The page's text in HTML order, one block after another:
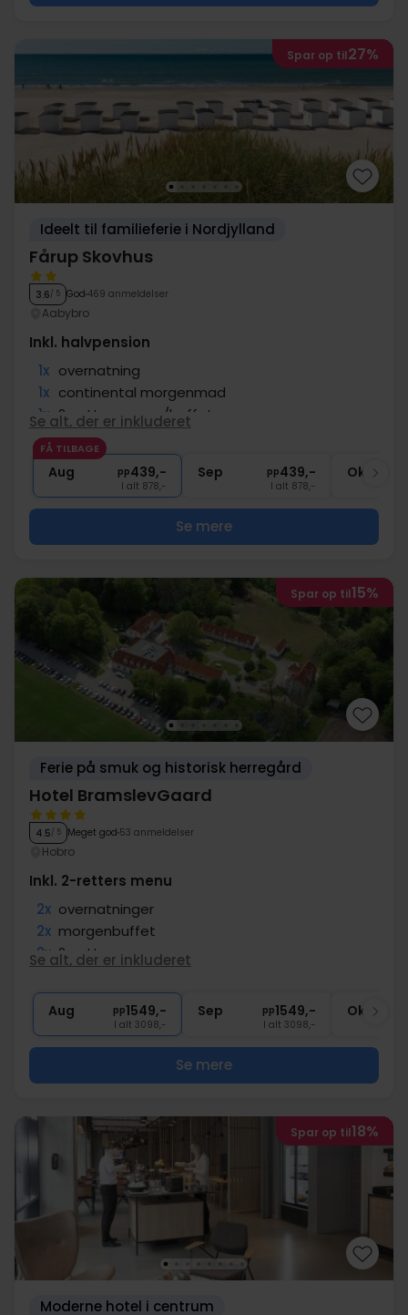
Spar op til27%
Ideelt til familieferie i Nordjylland
Fårup Skovhus
3.6/ 5 God 469 anmeldelser
Aabybro
Inkl. halvpension
1x overnatning
1x continental morgenmad
1x 2-retters menu/buffet
∞ Gratis parkering
∞ Gratis internet
Se alt, der er inkluderet
FÅ TILBAGE
Aug pp439,-
I alt 878,-
Sep pp439,-
I alt 878,-
Okt
Se mere
Spar op til15%
Ferie på smuk og historisk herregård
Hotel BramslevGaard
4.5/ 5 Meget god 53 anmeldelser
Hobro
Inkl. 2-retters menu
2x overnatninger
2x morgenbuffet
2x 2-retters menu
∞ Gratis parkering ved hotellet
Se alt, der er inkluderet
Aug pp1549,-
I alt 3098,-
Sep pp1549,-
I alt 3098,-
Okt
Se mere
Spar op til18%
Moderne hotel i centrum